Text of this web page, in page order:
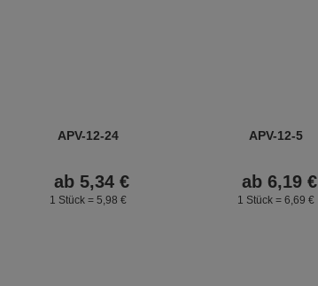
APV-12-24
ab 5,34 €
1 Stück = 5, 98 €
APV-12-5
ab 6,19 €
1 Stück = 6, 69 €